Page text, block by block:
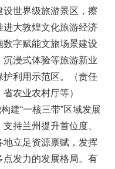
世界级旅游景区，擦
大敦煌文化旅游经济
字赋能文旅场景建设
浸式体验等旅游新业
利用示范区。（责任
农业农村厅等）
建“一核三带”区域发展
持兰州提升首位度、
立足资源禀赋，发挥
点发力的发展格局。有